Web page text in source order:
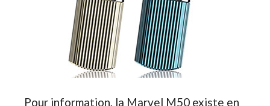
Pour information, la Marvel M50 existe en